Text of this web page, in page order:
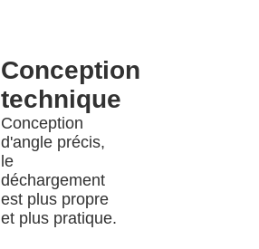
Conception
technique
Conception
d'angle précis,
le
déchargement
est plus propre
et plus pratique.